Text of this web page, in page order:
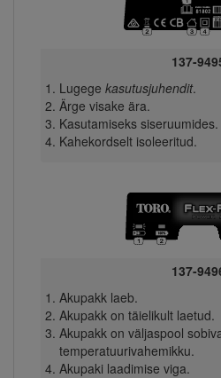
137-
Lugege kasutusjuhendit.
Ärge visake ära.
Kasutamiseks siseruumides.
Kahekordselt isoleeritud.
137-
Akupakk laeb.
Akupakk on täielikult laetud.
Akupakk on väljaspool
temperatuurivahemikku.
Akupaki laadimise viga.